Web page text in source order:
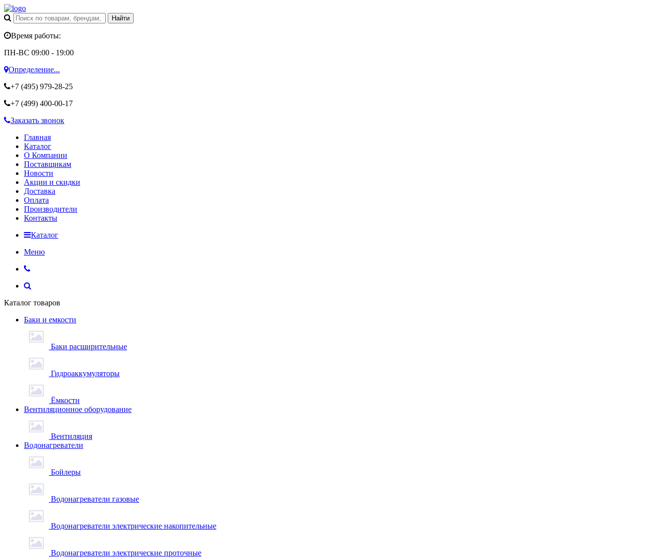
Время работы:
ПН-ВС 09:00 - 19:00
Определение...
+7 (495) 979-28-25
+7 (499) 400-00-17
Заказать звонок
Главная
Каталог
О Компании
Поставщикам
Новости
Акции и скидки
Доставка
Оплата
Производители
Контакты
Каталог
Меню
Каталог товаров
Баки и емкости
Баки расширительные
Гидроаккумуляторы
Ёмкости
Вентиляционное оборудование
Вентиляция
Водонагреватели
Бойлеры
Водонагреватели газовые
Водонагреватели электрические накопительные
Водонагреватели электрические проточные